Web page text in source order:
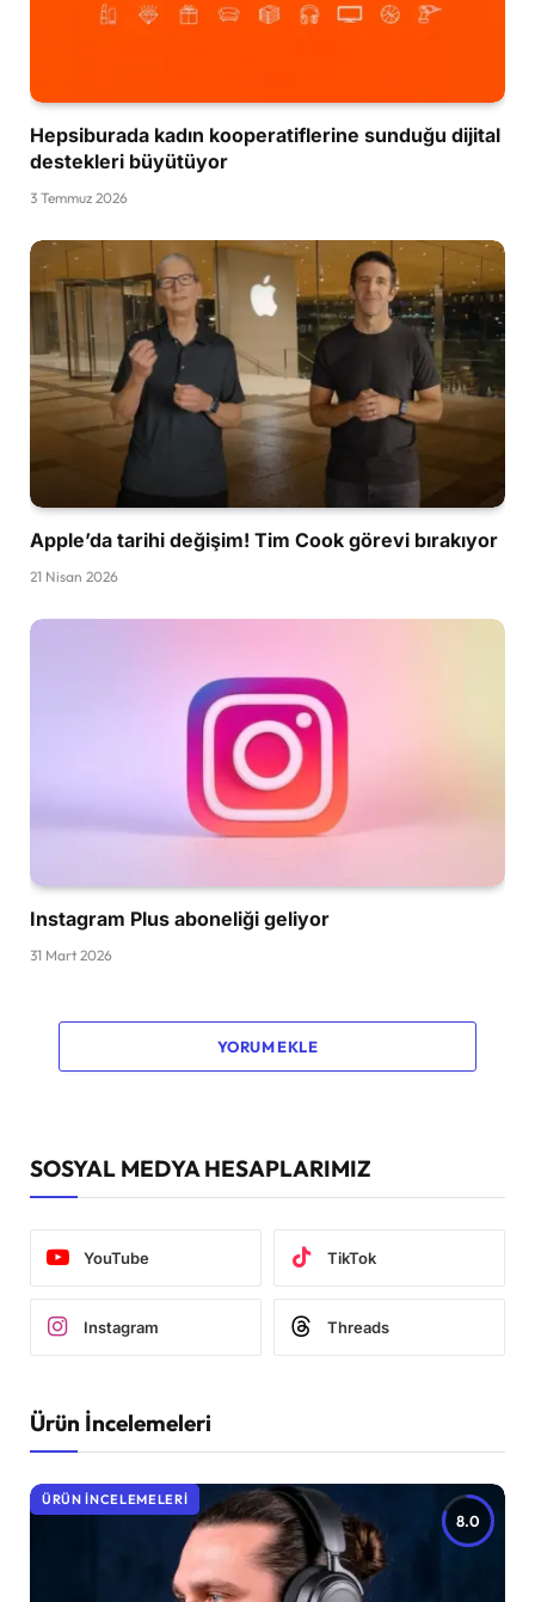
Hepsiburada kadın kooperatiflerine sunduğu dijital
destekleri büyütüyor
3 Temmuz 2026
Apple’da tarihi değişim! Tim Cook görevi bırakıyor
21 Nisan 2026
Instagram Plus aboneliği geliyor
31 Mart 2026
YORUM EKLE
SOSYAL MEDYA HESAPLARIMIZ
YouTube TikTok
Instagram Threads
Ürün İncelemeleri
8.0
ÜRÜN İNCELEMELERI